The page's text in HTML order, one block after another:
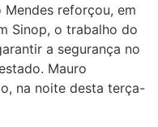
reforçou, em
Sinop, o trabalho do
a segurança no
Mauro
na noite desta terça-